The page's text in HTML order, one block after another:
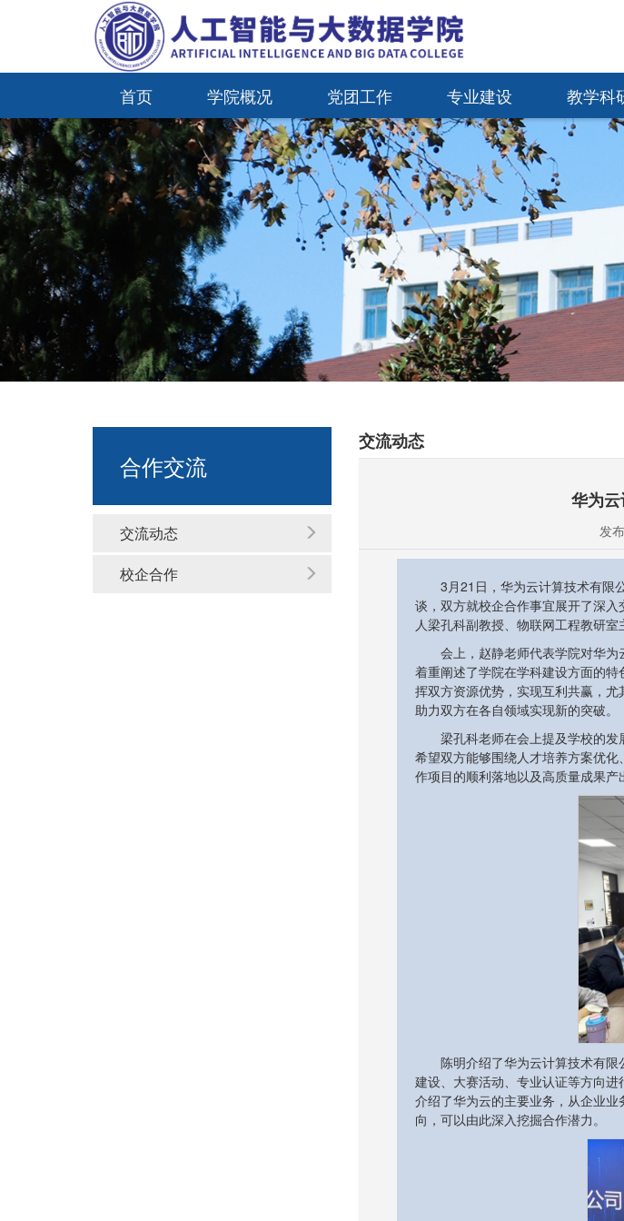
首页 学院概况 党团工作 专业建设 教学科
合作交流
交流动态
校企合作
交流动态
华为
发
3月21日，华为云计算技术有限
谈，双方就校企合作事宜展开了深
人梁孔科副教授、物联网工程教研室
会上，赵静老师代表学院对华
着重阐述了学院在学科建设方面的
挥双方资源优势，实现互利共赢，
助力双方在各自领域实现新的突破。
梁孔科老师在会上提及学校的
希望双方能够围绕人才培养方案优
作项目的顺利落地以及高质量成果产
陈明介绍了华为云计算技术有
建设、大赛活动、专业认证等方向
介绍了华为云的主要业务，从企业
向，可以由此深入挖掘合作潜力。